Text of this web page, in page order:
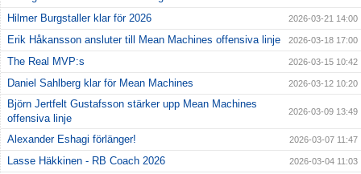
Hilmer Burgstaller klar för 2026 2026-03-21 14:00
Erik Håkansson ansluter till Mean Machines offensiva linje 2026-03-18 17:00
The Real MVP:s 2026-03-15 10:42
Daniel Sahlberg klar för Mean Machines 2026-03-12 10:20
Björn Jertfelt Gustafsson stärker upp Mean Machines
offensiva linje
2026-03-09 13:49
Alexander Eshagi förlänger! 2026-03-07 11:47
Lasse Häkkinen - RB Coach 2026 2026-03-04 11:03